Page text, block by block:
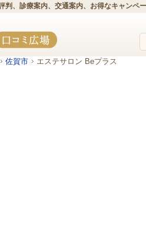
判、診療案内、交通案内、お得なキャンペ
佐賀市 エステサロン Beプラス